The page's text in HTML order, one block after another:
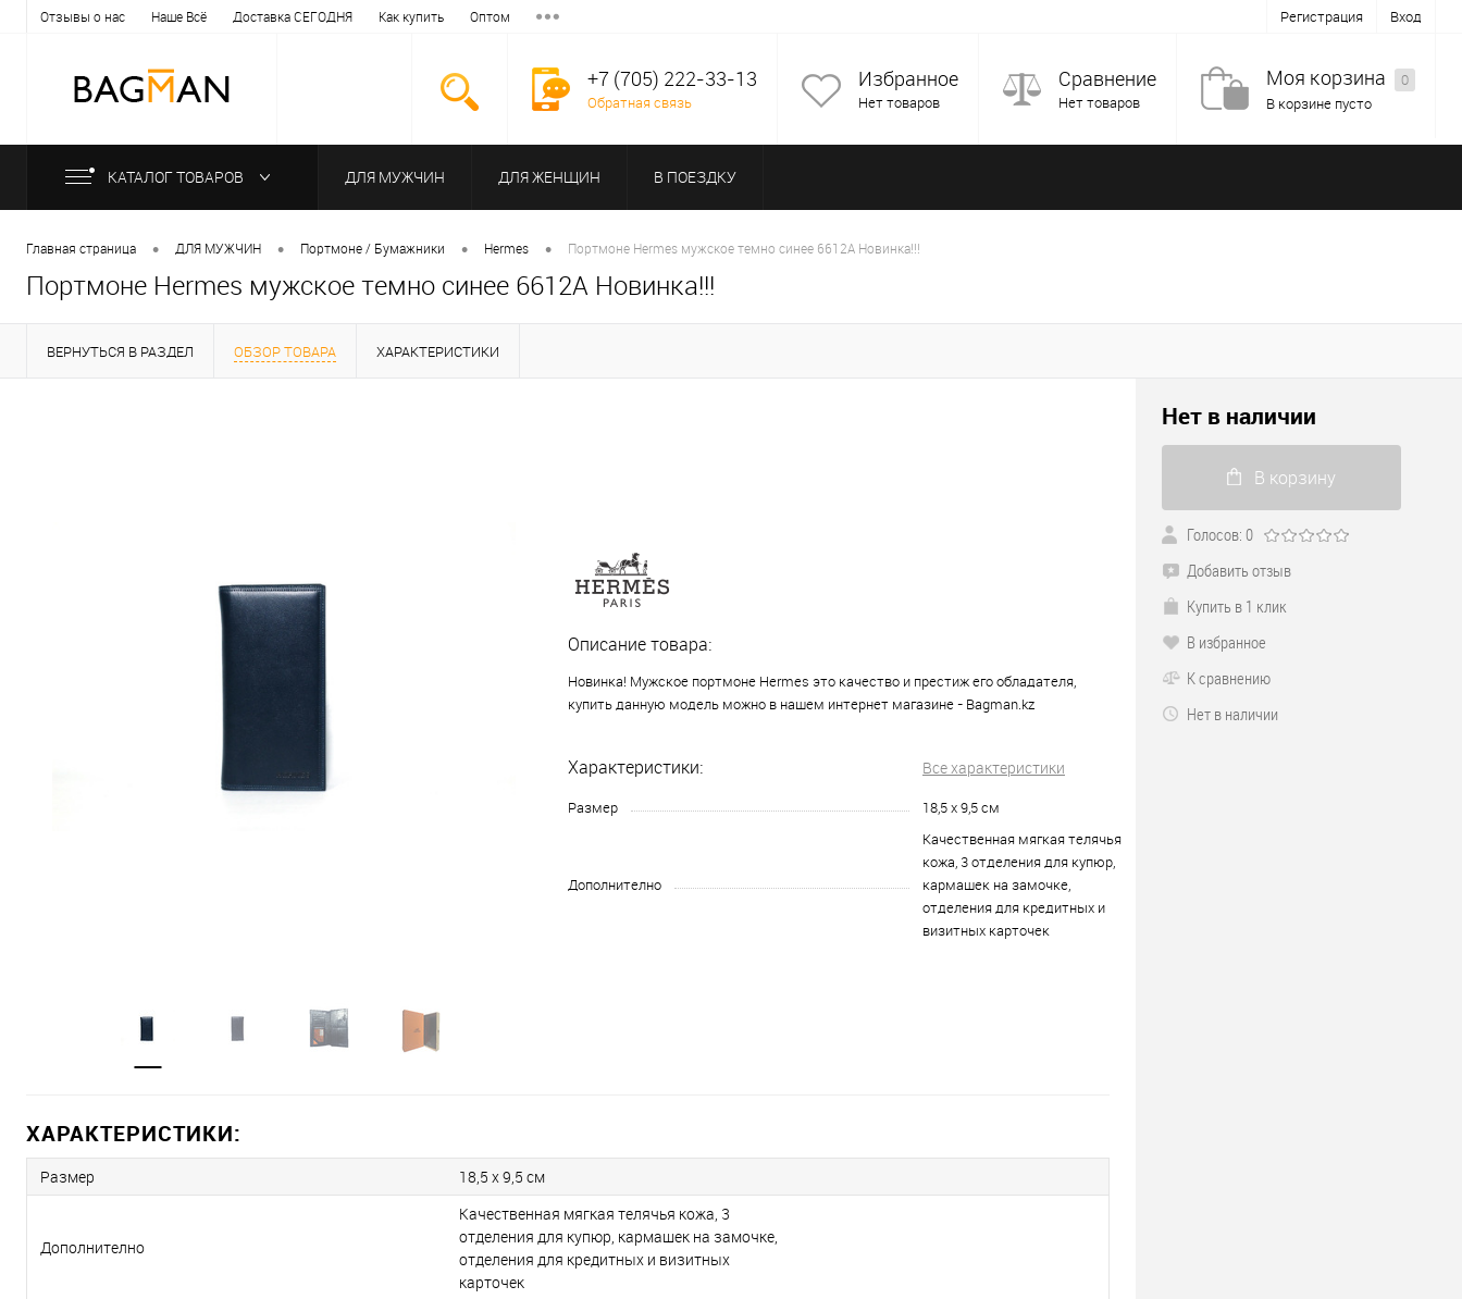
Отзывы о нас Наше Всё Доставка СЕГОДНЯ Как купить Оптом Регистрация Вход
+7 (705) 222-33-13
Обратная связь
Избранное
Нет товаров
Сравнение
Нет товаров
Моя корзина
0
В корзине пусто
КАТАЛОГ ТОВАРОВ ДЛЯ МУЖЧИН ДЛЯ ЖЕНЩИН В ПОЕЗДКУ
Главная страница • ДЛЯ МУЖЧИН • Портмоне / Бумажники • Hermes • Портмоне Hermes мужское темно синее 6612A Новинка!!!
Портмоне Hermes мужское темно синее 6612A Новинка!!!
ВЕРНУТЬСЯ В РАЗДЕЛ ОБЗОР ТОВАРА ХАРАКТЕРИСТИКИ
Описание товара:
Новинка! Мужское портмоне Hermes это качество и престиж его обладателя,
купить данную модель можно в нашем интернет магазине - Bagman.kz
Характеристики: Все характеристики
Размер 18,5 x 9,5 см
Дополнително
Качественная мягкая телячья
кожа, 3 отделения для купюр,
кармашек на замочке,
отделения для кредитных и
визитных карточек
ХАРАКТЕРИСТИКИ:
Размер 18,5 x 9,5 см
Дополнително
Качественная мягкая телячья кожа, 3
отделения для купюр, кармашек на замочке,
отделения для кредитных и визитных
карточек
Нет в наличии
В корзину
Голосов: 0
Добавить отзыв
Купить в 1 клик
В избранное
К сравнению
Нет в наличии